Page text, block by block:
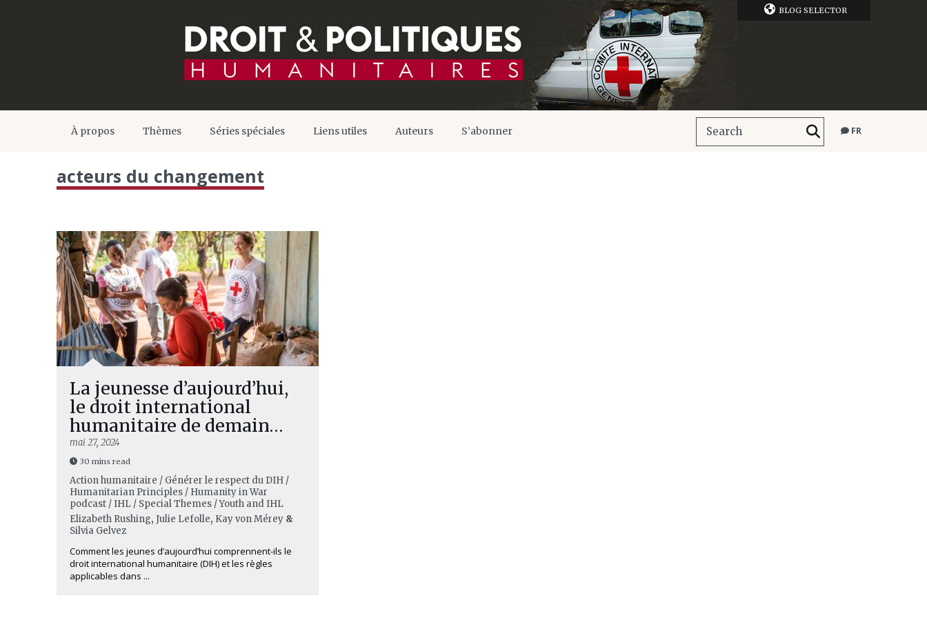
BLOG SELECTOR
À propos Thèmes Séries spéciales Liens utiles Auteurs S’abonner FR
acteurs du changement
La jeunesse d’aujourd’hui,
le droit international
humanitaire de demain…
mai 27, 2024
30 mins read
Action humanitaire / Générer le respect du DIH /
Humanitarian Principles / Humanity in War
podcast / IHL / Special Themes / Youth and IHL
Elizabeth Rushing, Julie Lefolle, Kay von Mérey &
Silvia Gelvez
Comment les jeunes d’aujourd’hui comprennent-ils le
droit international humanitaire (DIH) et les règles
applicables dans ...